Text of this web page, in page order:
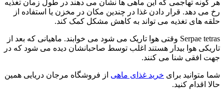
هر گونه تهاجمی که این ماهی ها نشان می دهند در طول زمان تغذیه
رخ می دهد. قرار دادن غذا در چندین مکان در مخزن یا استفاده از
حلقه های تغذیه می تواند به کاهش مشکل کمک کند.
Serpae tetras وقتی هوا تاریک می شود می خوابند. ماهیانی که بعد از
تاریکی هوا بیدار هستند اغلب توسط صاحبانشان دیده می شود که در
جهت افقی شنا می کنند.
شما متوانید برای خرید غذای ماهی از فروشگاه مرجان دریایی همین
حالا اقدام کنید.